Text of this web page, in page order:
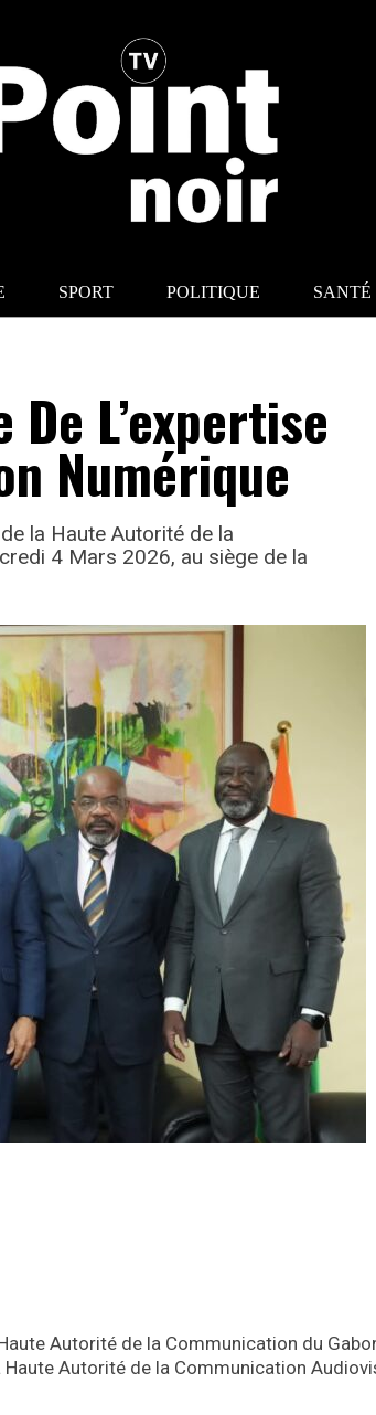
SPORT POLITIQUE SANTÉ
De L’expertise
Numérique
la Haute Autorité de la
4 Mars 2026, au siège de la
Autorité de la Communication du
Autorité de la Communication